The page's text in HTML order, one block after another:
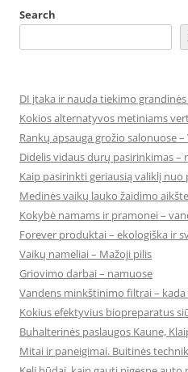
Search
DI įtaka ir nauda tiekimo
Kokios alternatyvos metiniams
Rankų apsauga grožio salonuose
Didelis vidaus durų pasirinkimas –
Kaip pasirinkti geriausią valiklį nuo
Medinės vaikų lauko žaidimo
Kokybė namams ir pramonei –
Forever produktai – ekologiška ir
Vaikų nameliai – Mažoji pilis
Griovimo darbai – namuose
Vandens minkštinimo filtrai –
Kokius efektyvius biopreparatus
Buhalterinės paslaugos Kaune,
Mitai ir paneigimai. Buitinės